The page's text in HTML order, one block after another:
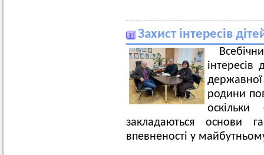
Захист інтересів
родини
закладаються основи
впевненості у